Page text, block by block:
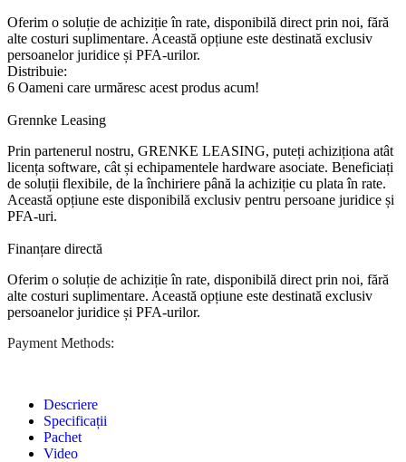
Oferim o soluție de achiziție în rate, disponibilă direct prin noi, fără
alte costuri suplimentare. Această opțiune este destinată exclusiv
persoanelor juridice și PFA-urilor.
Distribuie:
6 Oameni care urmăresc acest produs acum!
Grennke Leasing
Prin partenerul nostru, GRENKE LEASING, puteți achiziționa atât
licența software, cât și echipamentele hardware asociate. Beneficiați
de soluții flexibile, de la închiriere până la achiziție cu plata în rate.
Această opțiune este disponibilă exclusiv pentru persoane juridice și
PFA-uri.
Finanțare directă
Oferim o soluție de achiziție în rate, disponibilă direct prin noi, fără
alte costuri suplimentare. Această opțiune este destinată exclusiv
persoanelor juridice și PFA-urilor.
Payment Methods:
Descriere
Specificații
Pachet
Video